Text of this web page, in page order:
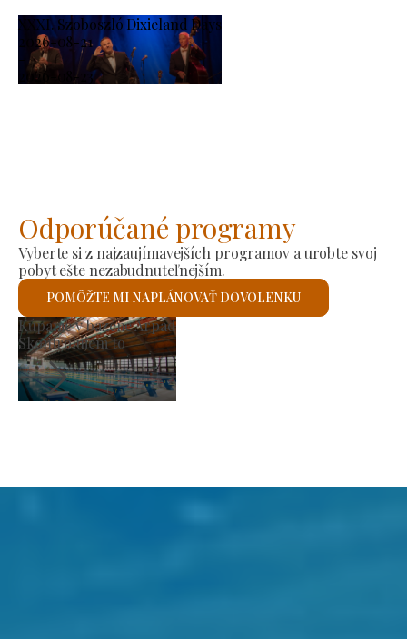
XXXI. Szoboszló Dixieland Days
2026-08-21
-
2026-08-23
Odporúčané programy
Vyberte si z najzaujímavejších programov a urobte svoj
pobyt ešte nezabudnuteľnejším.
POMÔŽTE MI NAPLÁNOVAŤ DOVOLENKU
Trh výrobcov
Skontrolujem to